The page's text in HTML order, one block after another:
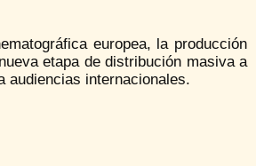
europea, la producción
etapa de distribución masiva a
audiencias internacionales.